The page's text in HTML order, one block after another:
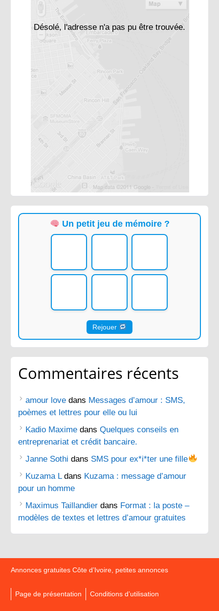
Désolé, l'adresse n'a pas pu être trouvée.
Un petit jeu de mémoire ?
Rejouer
Commentaires récents
amour love dans Messages d’amour : SMS,
poèmes et lettres pour elle ou lui
Kadio Maxime dansQuelques conseils en
entreprenariat et crédit bancaire.
Janne Sothi dans SMS pour ex*i*ter une fille
Kuzama Ldans Kuzama : message d’amour
pour un homme
Maximus Taillandier dans Format : la poste –
modèles de textes et lettres d’amour gratuites
Annonces gratuites Côte d’Ivoire, petites annonces
Page de présentation Conditions d’utilisation